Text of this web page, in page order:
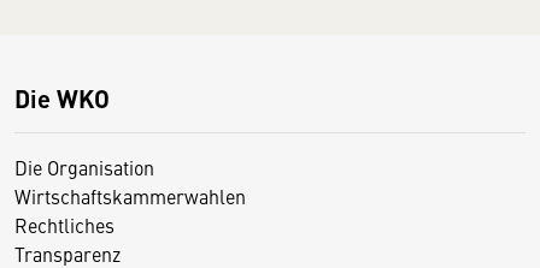
Die WKO
Die Organisation
Wirtschaftskammerwahlen
Rechtliches
Transparenz